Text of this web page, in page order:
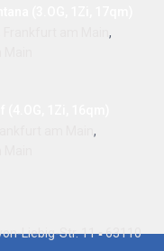
Frankfurt am Main,
am Main,
Liebig-Str. 11 ▪ 63110